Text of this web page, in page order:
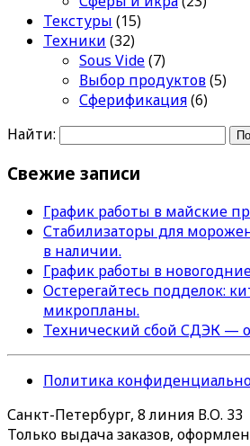
Текстуры (15)
Техники (32)
Sous Vide(7)
Выбор продуктов(5)
Сферификация(6)
Найти:
Свежие записи
График работы в майские
Стабилизаторы для
в наличии.
График работы в
Остерегайтесь подделок:
микропланы.
Технический сбой СДЭК —
Политика
Санкт-Петербург, 8 линия В.О. 33
Только выдача заказов,